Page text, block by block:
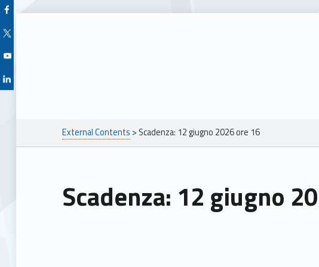
Facebook Unioncamere Veneto
Twitter Unioncamere Veneto
Youtube Unioncamere Veneto
Linkedin Unioncamere Veneto
Breadcrumbs navigation
External Contents > Scadenza: 12 giugno 2026 ore 16
Scadenza: 12 giugno